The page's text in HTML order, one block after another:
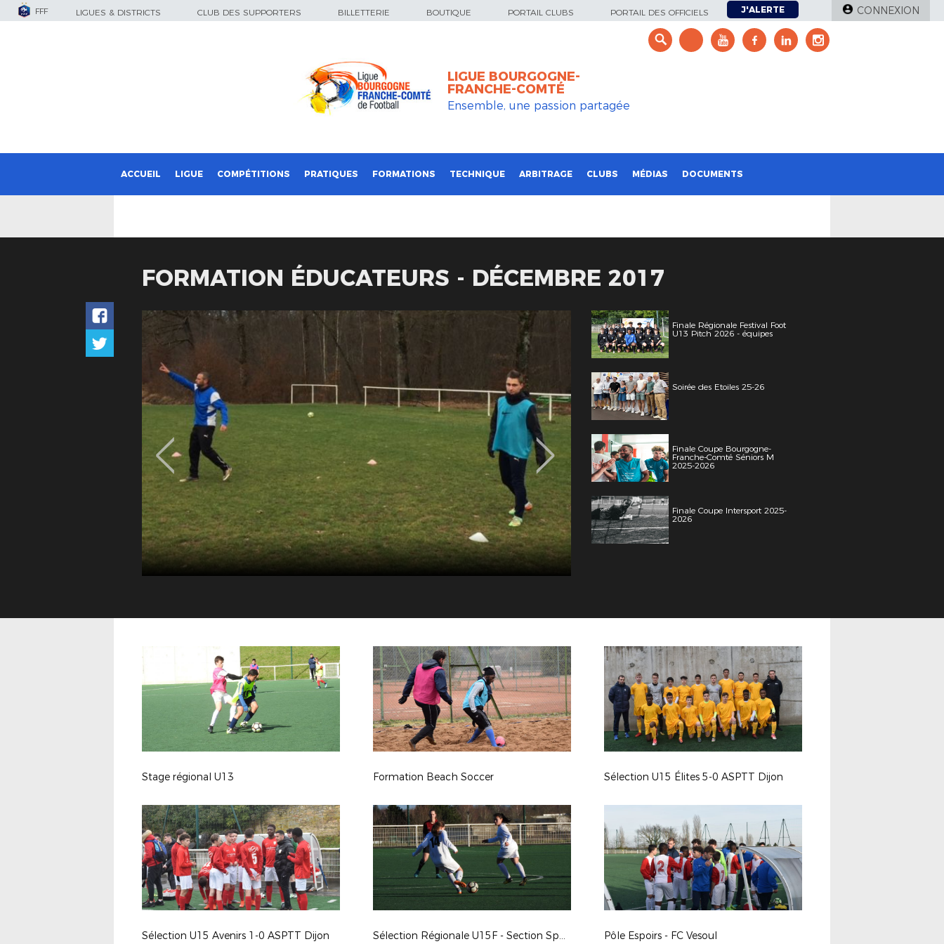
FFF LIGUES & DISTRICTS CLUB DES SUPPORTERS BILLETTERIE BOUTIQUE PORTAIL CLUBS PORTAIL DES OFFICIELS J'ALERTE CONNEXION
LIGUE BOURGOGNE-
FRANCHE-COMTÉ
Ensemble, une passion partagée
ACCUEIL LIGUE COMPÉTITIONS PRATIQUES FORMATIONS TECHNIQUE ARBITRAGE CLUBS MÉDIAS DOCUMENTS
FORMATION ÉDUCATEURS - DÉCEMBRE 2017
Finale Régionale Festival Foot
U13 Pitch 2026 - équipes
Soirée des Etoiles 25-26
Finale Coupe Bourgogne-
Franche-Comté Séniors M
2025-2026
Finale Coupe Intersport 2025-
2026
Stage régional U13 Formation Beach Soccer Sélection U15 Élites 5-0 ASPTT Dijon
Sélection U15 Avenirs 1-0 ASPTT Dijon Sélection Régionale U15F - Section Sportive Régionale Chevigny Saint-Sauveur Pôle Espoirs - FC Vesoul